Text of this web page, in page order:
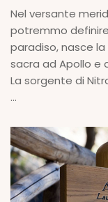
Nel versante
potremmo
paradiso, nasce
sacra ad Apollo e
La sorgente di
...